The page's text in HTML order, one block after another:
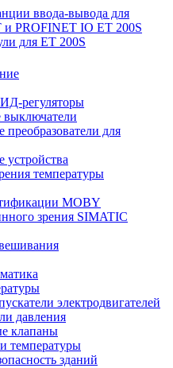
ввода-вывода для
PROFINET IO ET 200S
для ET 200S
регуляторы
выключатели
преобразователи для
устройства
температуры
MOBY
зрения SIMATIC
электродвигателей
давления
клапаны
температуры
зданий